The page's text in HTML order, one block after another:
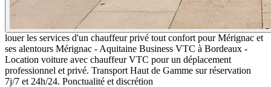
louer les services d'un chauffeur privé tout confort pour Mérignac et
ses alentours Mérignac - Aquitaine Business VTC à Bordeaux -
Location voiture avec chauffeur VTC pour un déplacement
professionnel et privé. Transport Haut de Gamme sur réservation
7j/7 et 24h/24. Ponctualité et discrétion